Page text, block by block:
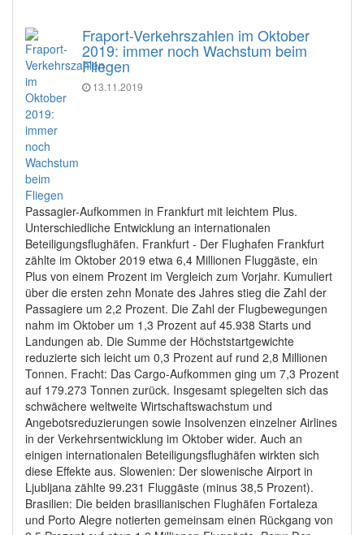
Fraport-Verkehrszahlen im Oktober
2019: immer noch Wachstum beim
Fliegen
13.11.2019
Passagier-Aufkommen in Frankfurt mit leichtem Plus.
Unterschiedliche Entwicklung an internationalen
Beteiligungsflughäfen. Frankfurt - Der Flughafen Frankfurt
zählte im Oktober 2019 etwa 6,4 Millionen Fluggäste, ein
Plus von einem Prozent im Vergleich zum Vorjahr. Kumuliert
über die ersten zehn Monate des Jahres stieg die Zahl der
Passagiere um 2,2 Prozent. Die Zahl der Flugbewegungen
nahm im Oktober um 1,3 Prozent auf 45.938 Starts und
Landungen ab. Die Summe der Höchststartgewichte
reduzierte sich leicht um 0,3 Prozent auf rund 2,8 Millionen
Tonnen. Fracht: Das Cargo-Aufkommen ging um 7,3 Prozent
auf 179.273 Tonnen zurück. Insgesamt spiegelten sich das
schwächere weltweite Wirtschaftswachstum und
Angebotsreduzierungen sowie Insolvenzen einzelner Airlines
in der Verkehrsentwicklung im Oktober wider. Auch an
einigen internationalen Beteiligungsflughäfen wirkten sich
diese Effekte aus. Slowenien: Der slowenische Airport in
Ljubljana zählte 99.231 Fluggäste (minus 38,5 Prozent).
Brasilien: Die beiden brasilianischen Flughäfen Fortaleza
und Porto Alegre notierten gemeinsam einen Rückgang von